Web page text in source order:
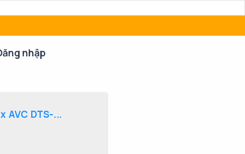
nhập
AVC DTS-...